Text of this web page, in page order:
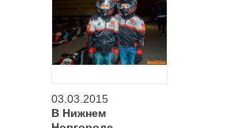
03.03.2015
В Нижнем